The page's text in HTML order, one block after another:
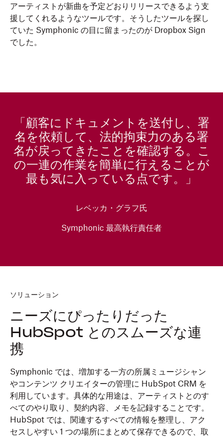
アーティストが新曲を予定どおりリリースできるよう支
援してくれるようなツールです。そうしたツールを探し
ていた Symphonic の目に留まったのが Dropbox Sign
でした。
「顧客にドキュメントを送付し、署
名を依頼して、法的拘束力のある署
名が戻ってきたことを確認する。こ
の一連の作業を簡単に行えることが
最も気に入っている点です。」
レベッカ・グラフ氏
Symphonic 最高執行責任者
ソリューション
ニーズにぴったりだった
HubSpot とのスムーズな連
携
Symphonic では、増加する一方の所属ミュージシャン
やコンテンツ クリエイターの管理に HubSpot CRM を
利用しています。具体的な用途は、アーティストとのす
べてのやり取り、契約内容、メモを記録することです。
HubSpot では、関連するすべての情報を整理し、アク
セスしやすい 1 つの場所にまとめて保存できるので、取